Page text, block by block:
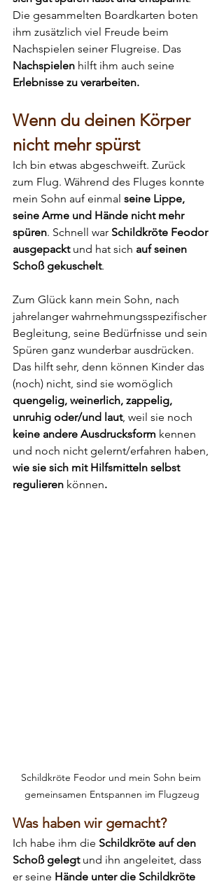
Die gesammelten Boardkarten boten
ihm zusätzlich viel Freude beim
Nachspielen seiner Flugreise. Das
Nachspielen hilft ihm auch seine
Erlebnisse zu verarbeiten.
Wenn du deinen Körper
nicht mehr spürst
Ich bin etwas abgeschweift. Zurück
zum Flug. Während des Fluges konnte
mein Sohn auf einmal seine Lippe,
seine Arme und Hände nicht mehr
spüren. Schnell war Schildkröte Feodor
ausgepackt und hat sich auf seinen
Schoß gekuschelt.
Zum Glück kann mein Sohn, nach
jahrelanger wahrnehmungsspezifischer
Begleitung, seine Bedürfnisse und sein
Spüren ganz wunderbar ausdrücken.
Das hilft sehr, denn können Kinder das
(noch) nicht, sind sie womöglich
quengelig, weinerlich, zappelig,
unruhig oder/und laut, weil sie noch
keine andere Ausdrucksform kennen
und noch nicht gelernt/erfahren haben,
wie sie sich mit Hilfsmitteln selbst
regulieren können.
Schildkröte Feodor und mein Sohn beim
gemeinsamen Entspannen im Flugzeug
Was haben wir gemacht?
Ich habe ihm die Schildkröte auf den
Schoß gelegt und ihn angeleitet, dass
er seine Hände unter die Schildkröte